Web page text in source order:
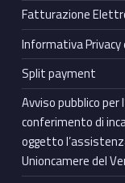
Fatturazione
Informativa Privacy
Split payment
Avviso pubblico per
conferimento di
oggetto
Unioncamere del